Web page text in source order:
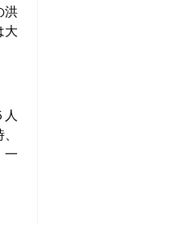
洪
大
一